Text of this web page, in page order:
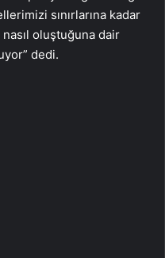
sınırlarına kadar
nasıl oluştuğuna dair
dedi.